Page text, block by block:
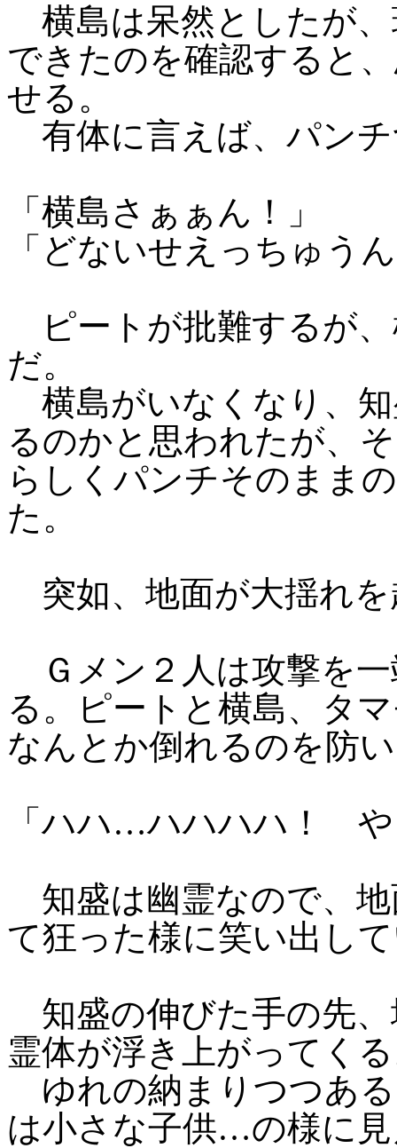
横島は呆然としたが
できたのを確認すると
せる。
有体に言えば、パン
「横島さぁぁん！」
「どないせえっちゅう
ピートが批難するが
だ。
横島がいなくなり、
るのかと思われたが、
らしくパンチそのまま
た。
突如、地面が大揺れを
Ｇメン２人は攻撃を
る。ピートと横島、タ
なんとか倒れるのを防
「ハハ…ハハハハ！
知盛は幽霊なので、
て狂った様に笑い出し
知盛の伸びた手の先
霊体が浮き上がってく
ゆれの納まりつつあ
は小さな子供…の様に